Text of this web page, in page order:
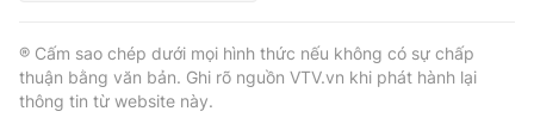
® Cấm sao chép dưới mọi hình thức nếu không có sự chấp
thuận bằng văn bản. Ghi rõ nguồn VTV.vn khi phát hành lại
thông tin từ website này.